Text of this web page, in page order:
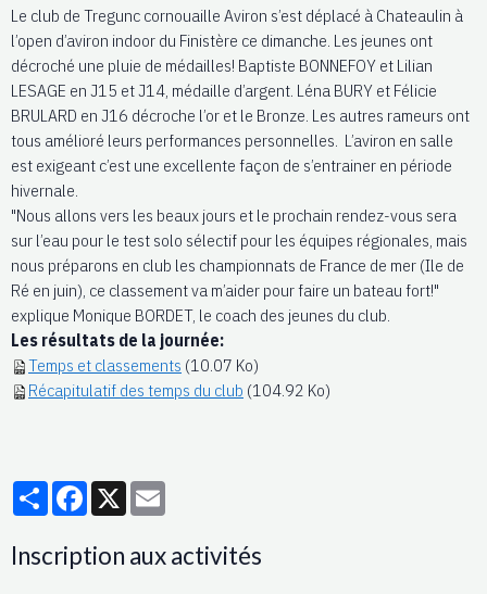
Le club de Tregunc cornouaille Aviron s’est déplacé à Chateaulin à
l’open d’aviron indoor du Finistère ce dimanche. Les jeunes ont
décroché une pluie de médailles! Baptiste BONNEFOY et Lilian
LESAGE en J15 et J14, médaille d’argent. Léna BURY et Félicie
BRULARD en J16 décroche l’or et le Bronze. Les autres rameurs ont
tous amélioré leurs performances personnelles. L’aviron en salle
est exigeant c’est une excellente façon de s’entrainer en période
hivernale.
"Nous allons vers les beaux jours et le prochain rendez-vous sera
sur l’eau pour le test solo sélectif pour les équipes régionales, mais
nous préparons en club les championnats de France de mer (Ile de
Ré en juin), ce classement va m’aider pour faire un bateau fort!"
explique Monique BORDET, le coach des jeunes du club.
Les résultats de la journée:
Temps et classements (10.07 Ko)
Récapitulatif des temps du club (104.92 Ko)
PartagerFacebook
X
Inscription aux activités